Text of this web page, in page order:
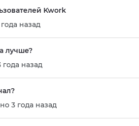
Kwork
назад
лучше?
назад
3 года назад